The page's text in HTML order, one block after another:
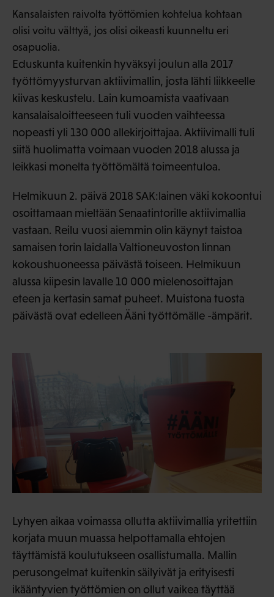
Kansalaisten raivolta työttömien kohtelua kohtaan
olisi voitu välttyä, jos olisi oikeasti kuunneltu eri
osapuolia.
Eduskunta kuitenkin hyväksyi joulun alla 2017
työttömyysturvan aktiivimallin, josta lähti liikkeelle
kiivas keskustelu. Lain kumoamista vaativaan
kansalaisaloitteeseen tuli vuoden vaihteessa
nopeasti yli 130 000 allekirjoittajaa. Aktiivimalli tuli
siitä huolimatta voimaan vuoden 2018 alussa ja
leikkasi monelta työttömältä toimeentuloa.
Helmikuun 2. päivä 2018 SAK:lainen väki kokoontui
osoittamaan mieltään Senaatintorille aktiivimallia
vastaan. Reilu vuosi aiemmin olin käynyt taistoa
samaisen torin laidalla Valtioneuvoston linnan
kokoushuoneessa päivästä toiseen. Helmikuun
alussa kiipesin lavalle 10 000 mielenosoittajan
eteen ja kertasin samat puheet. Muistona tuosta
päivästä ovat edelleen Ääni työttömälle -ämpärit.
Lyhyen aikaa voimassa ollutta aktiivimallia yritettiin
korjata muun muassa helpottamalla ehtojen
täyttämistä koulutukseen osallistumalla. Mallin
perusongelmat kuitenkin säilyivät ja erityisesti
ikääntyvien työttömien on ollut vaikea täyttää